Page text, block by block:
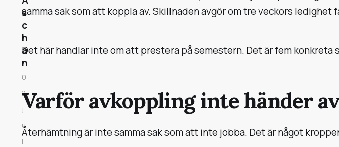
samma sak som att koppla av. Skillnaden avgör om tre veckors
Det här handlar inte om att prestera på semestern. Det är fem konkreta
Varför avkoppling inte händer
Återhämtning är inte samma sak som att inte jobba. Det är något
s
c
h
a
n
0
2
j
u
l